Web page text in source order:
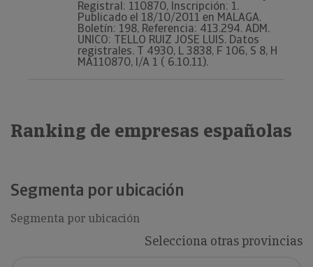
Registral: 110870, Inscripción: 1.
Publicado el 18/10/2011 en MALAGA.
Boletín: 198, Referencia: 413.294. ADM.
UNICO: TELLO RUIZ JOSE LUIS. Datos
registrales. T 4930, L 3838, F 106, S 8, H
MA110870, I/A 1 ( 6.10.11).
Ranking de empresas españolas
Segmenta por ubicación
Segmenta por ubicación
Selecciona otras provincias